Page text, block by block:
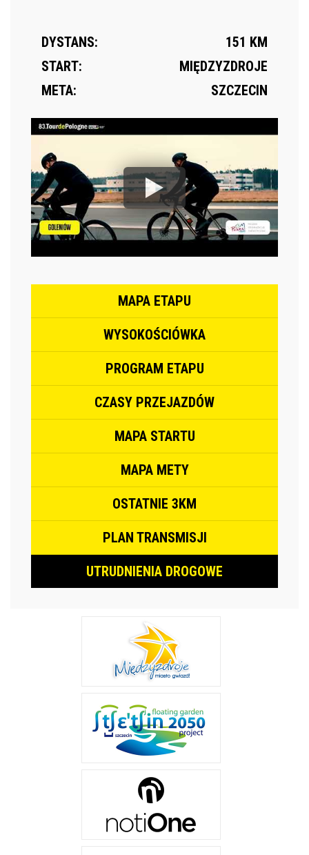
DYSTANS:
151 KM
START:
MIĘDZYZDROJE
META:
SZCZECIN
MAPA ETAPU
WYSOKOŚCIÓWKA
PROGRAM ETAPU
CZASY PRZEJAZDÓW
MAPA STARTU
MAPA METY
OSTATNIE 3KM
PLAN TRANSMISJI
UTRUDNIENIA DROGOWE